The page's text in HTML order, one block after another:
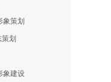
象策划
划
象建设